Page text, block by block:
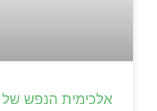
אלכימית הנפש